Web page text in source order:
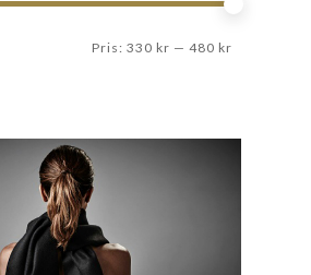
Pris: 330 kr — 480 kr